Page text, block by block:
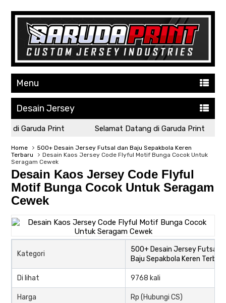
Menu
Desain Jersey
di Garuda Print Selamat Datang di Garuda Print
Home
500+ Desain Jersey Futsal dan Baju Sepakbola Keren
Terbaru
Desain Kaos Jersey Code Flyful Motif Bunga Cocok Untuk
Seragam Cewek
Desain Kaos Jersey Code Flyful
Motif Bunga Cocok Untuk Seragam
Cewek
Kategori
500+ Desain Jersey Futsal
Baju Sepakbola Keren
Di lihat 9768 kali
Harga Rp (Hubungi CS)